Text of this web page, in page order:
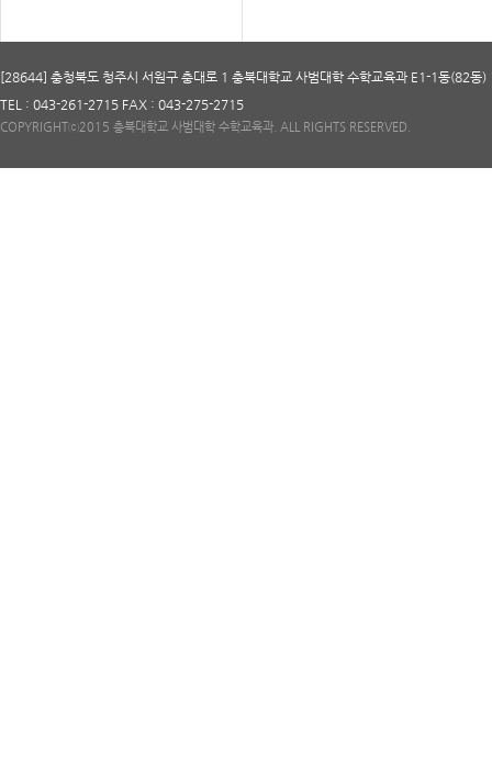
[28644] 충청북도 청주시 서원구 충대로 1 충북대학교 사범대학 수학교육과 E1-1동(82동)
TEL : 043-261-2715 FAX : 043-275-2715
COPYRIGHTⓒ2015 충북대학교 사범대학 수학교육과. ALL RIGHTS RESERVED.